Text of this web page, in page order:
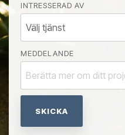
INTRESSERAD AV
MEDDELANDE